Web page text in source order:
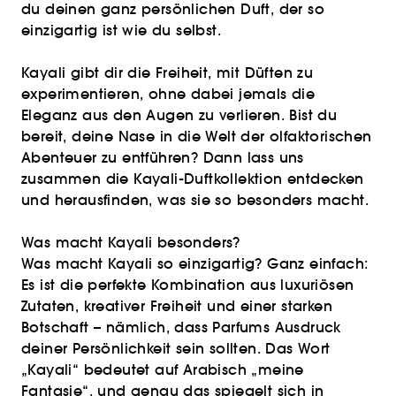
du deinen ganz persönlichen Duft, der so
einzigartig ist wie du selbst.
Kayali gibt dir die Freiheit, mit Düften zu
experimentieren, ohne dabei jemals die
Eleganz aus den Augen zu verlieren. Bist du
bereit, deine Nase in die Welt der olfaktorischen
Abenteuer zu entführen? Dann lass uns
zusammen die Kayali-Duftkollektion entdecken
und herausfinden, was sie so besonders macht.
Was macht Kayali besonders?
Was macht Kayali so einzigartig? Ganz einfach:
Es ist die perfekte Kombination aus luxuriösen
Zutaten, kreativer Freiheit und einer starken
Botschaft – nämlich, dass Parfums Ausdruck
deiner Persönlichkeit sein sollten. Das Wort
„Kayali“ bedeutet auf Arabisch „meine
Fantasie“, und genau das spiegelt sich in